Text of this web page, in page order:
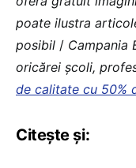
poate ilustra
posibil / Campania
oricărei școli,
de calitate cu 50%
Citește și: